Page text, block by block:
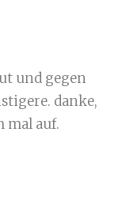
und gegen
danke,
mal auf.